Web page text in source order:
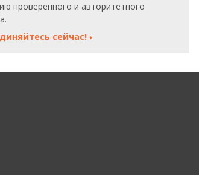
проверенного и авторитетного
сейчас!